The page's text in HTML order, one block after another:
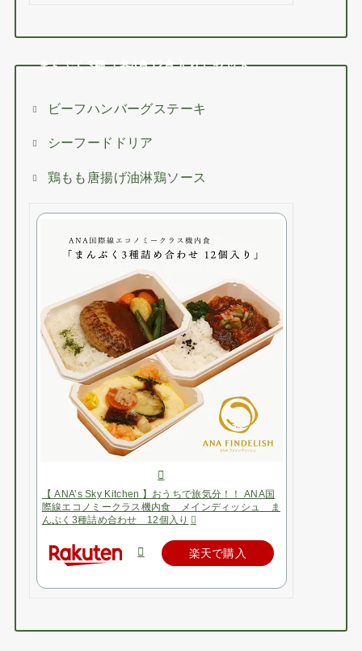
まんぷく3種（各4食12食入り）セット
ビーフハンバーグステーキ
シーフードドリア
鶏もも唐揚げ油淋鶏ソース
【 ANA’s Sky Kitchen 】おうちで旅気分！！ ANA国
際線エコノミークラス機内食 メインディッシュ ま
んぷく3種詰め合わせ 12個入り
楽天で購入